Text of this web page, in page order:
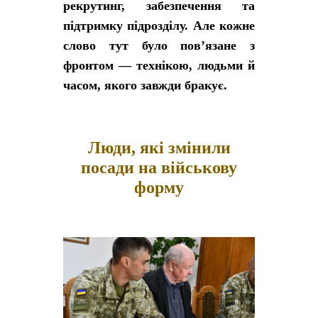
рекрутинг, забезпечення та
підтримку підрозділу. Але кожне
слово тут було пов’язане з
фронтом — технікою, людьми й
часом, якого завжди бракує.
Люди, які змінили
посади на військову
форму